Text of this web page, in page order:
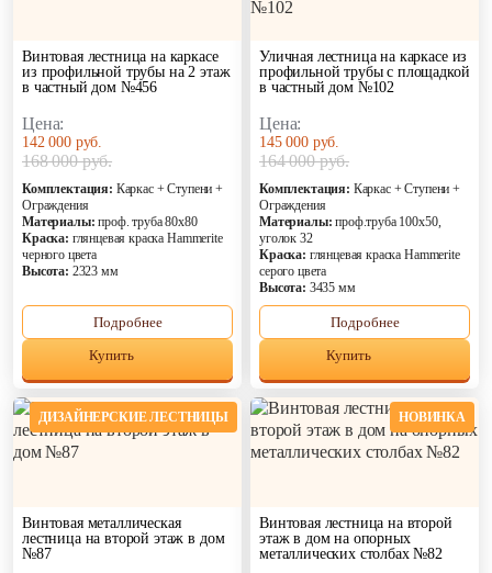
На больцах
На тетивах
металла
Металлические
На тросах
Ограждения с двух
Перила из
нержавеющей
С балясинами
Стеклянные
металлокаркаса
лиственницы
Обшивка каркаса
мдф
Отделка
Отделка фанерой
ступенями
С подсветкой
%
Дизайнерские лестницы
Лидер продаж
Винтовая лестница на каркасе
из профильной трубы на 2 этаж
в частный дом №456
Цена:
142 000 руб.
168 000 руб.
Комплектация: Каркас + Ступени +
Ограждения
Материалы: проф. труба 80х80
Краска: глянцевая краска Hammerite
черного цвета
Высота: 2323 мм
Подробнее
Купить
Уличная лестница на каркасе из
профильной трубы с площадкой
в частный дом №102
Цена:
145 000 руб.
164 000 руб.
Комплектация: Каркас + Ступени +
Ограждения
Материалы: проф.труба 100х50,
уголок 32
Краска: глянцевая краска Hammerite
серого цвета
Высота: 3435 мм
Подробнее
Купить
ДИЗАЙНЕРСКИЕ ЛЕСТНИЦЫ
Винтовая металлическая
лестница на второй этаж в дом
№87
НОВИНКА
Винтовая лестница на второй
этаж в дом на опорных
металлических столбах №82